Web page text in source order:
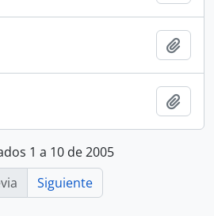
1 a 10 de 2005
Siguiente